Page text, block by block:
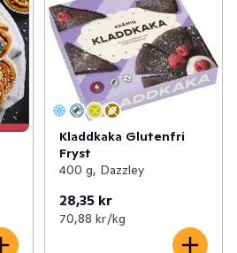
Kladdkaka Glutenfri
Fryst
400 g, Dazzley
28,35 kr
70,88 kr /kg